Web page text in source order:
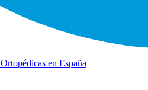
en España